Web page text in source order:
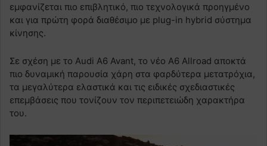
εμφανίζεται πιο επιβλητικό, πιο τεχνολογικά προηγμένο
και για πρώτη φορά διαθέσιμο με plug-in hybrid σύστημα
κίνησης.
Σε σχέση με το Audi A6 Avant, το νέο A6 Allroad αποκτά
πιο δυναμική παρουσία χάρη στα φαρδύτερα μετατρόχια,
τα μεγαλύτερα ελαστικά και τις ειδικές σχεδιαστικές
επεμβάσεις που τονίζουν τον περιπετειώδη χαρακτήρα
του.